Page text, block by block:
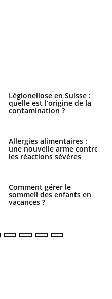
Légionellose en Suisse :
quelle est l’origine de la
contamination ?
Allergies alimentaires :
une nouvelle arme contre
les réactions sévères
Comment gérer le
sommeil des enfants en
vacances ?